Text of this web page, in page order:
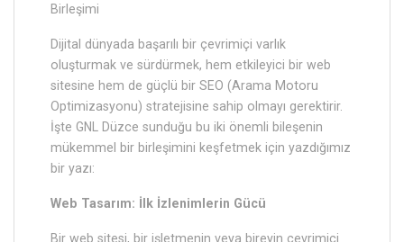
Birleşimi
Dijital dünyada başarılı bir çevrimiçi varlık
oluşturmak ve sürdürmek, hem etkileyici bir web
sitesine hem de güçlü bir SEO (Arama Motoru
Optimizasyonu) stratejisine sahip olmayı gerektirir.
İşte GNL Düzce sunduğu bu iki önemli bileşenin
mükemmel bir birleşimini keşfetmek için yazdığımız
bir yazı:
Web Tasarım: İlk İzlenimlerin Gücü
Bir web sitesi, bir işletmenin veya bireyin çevrimiçi